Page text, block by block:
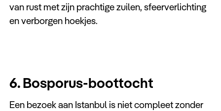
van rust met zijn prachtige zuilen, sfeerverlichting
en verborgen hoekjes.
6. Bosporus-boottocht
Een bezoek aan Istanbul is niet compleet zonder